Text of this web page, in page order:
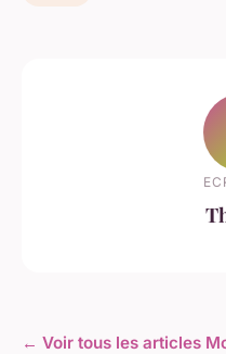
← Voir tous les articles